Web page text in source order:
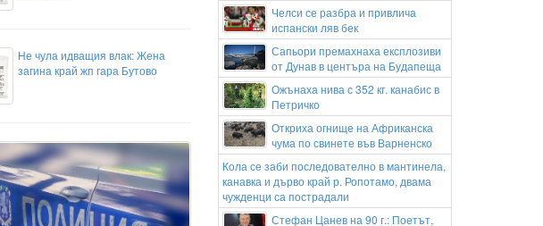
Не чула идващия влак: Жена
загина край жп гара Бутово
Челси се разбра и привлича
испански ляв бек
Сапьори премахнаха експлозиви
от Дунав в центъра на Будапеща
Ожънаха нива с 352 кг. канабис в
Петричко
Откриха огнище на Африканска
чума по свинете във Варненско
Кола се заби последователно в мантинела,
канавка и дърво край р. Ропотамо, двама
чужденци са пострадали
Стефан Цанев на 90 г.: Поетът,